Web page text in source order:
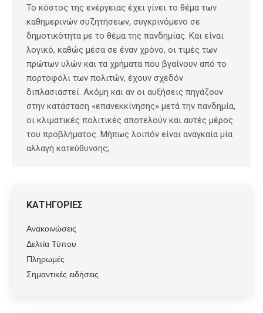
Το κόστος της ενέργειας έχει γίνει το θέμα των
καθημερινών συζητήσεων, συγκρινόμενο σε
δημοτικότητα με το θέμα της πανδημίας. Και είναι
λογικό, καθώς μέσα σε έναν χρόνο, οι τιμές των
πρώτων υλών και τα χρήματα που βγαίνουν από το
πορτοφόλι των πολιτών, έχουν σχεδόν
διπλασιαστεί. Ακόμη και αν οι αυξήσεις πηγάζουν
στην κατάσταση «επανεκκίνησης» μετά την πανδημία,
οι κλιματικές πολιτικές αποτελούν και αυτές μέρος
του προβλήματος. Μήπως λοιπόν είναι αναγκαία μία
αλλαγή κατεύθυνσης;
ΚΑΤΗΓΟΡΙΕΣ
Ανακοινώσεις
Δελτία Τύπου
Πληρωμές
Σημαντικές ειδήσεις